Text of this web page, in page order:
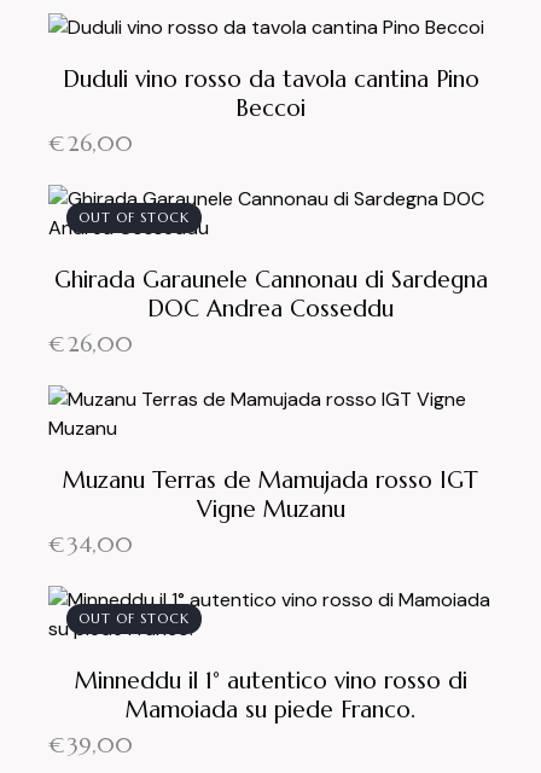
Duduli vino rosso da tavola cantina Pino
Beccoi
€26,00
OUT OF STOCK
Ghirada Garaunele Cannonau di Sardegna
DOC Andrea Cosseddu
€26,00
Muzanu Terras de Mamujada rosso IGT
Vigne Muzanu
€34,00
OUT OF STOCK
Minneddu il 1° autentico vino rosso di
Mamoiada su piede Franco.
€39,00